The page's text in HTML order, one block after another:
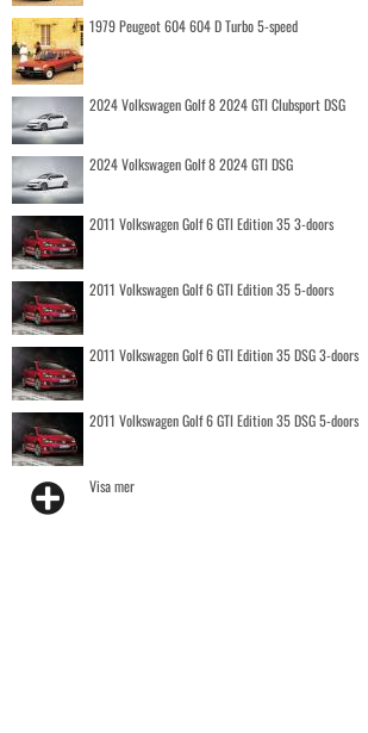
1979 Peugeot 604 604 D Turbo 5-speed
2024 Volkswagen Golf 8 2024 GTI Clubsport DSG
2024 Volkswagen Golf 8 2024 GTI DSG
2011 Volkswagen Golf 6 GTI Edition 35 3-doors
2011 Volkswagen Golf 6 GTI Edition 35 5-doors
2011 Volkswagen Golf 6 GTI Edition 35 DSG 3-doors
2011 Volkswagen Golf 6 GTI Edition 35 DSG 5-doors
Visa mer